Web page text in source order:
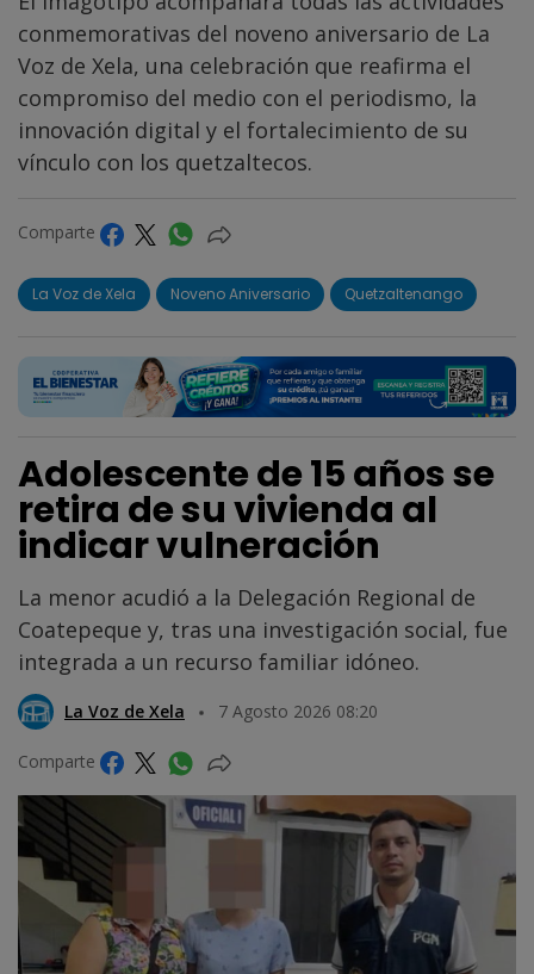
conmemorativas del noveno aniversario de La
Voz de Xela, una celebración que reafirma el
compromiso del medio con el periodismo, la
innovación digital y el fortalecimiento de su
vínculo con los quetzaltecos.
Comparte
La Voz de Xela Noveno Aniversario Quetzaltenango
Adolescente de 15 años se
retira de su vivienda al
indicar vulneración
La menor acudió a la Delegación Regional de
Coatepeque y, tras una investigación social, fue
integrada a un recurso familiar idóneo.
La Voz de Xela 7 Agosto 2026 08:20
Comparte